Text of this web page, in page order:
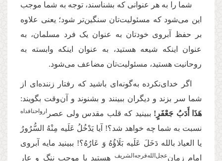
شما را به هر عنوانی که بشناسند، توجه به شما موجب
این می‌شود که مسئولیت‌تان سنگین‌تر شود؛ یعنی علاوه
بر حفظ آبروی خودتان به عنوان یک فرد مسلمان، به
عنوان اینکه شیعه هستید، به عنوان اینکه وابسته به
روحانیت هستید، مسئولیت‌تان مضاعف می‌شود.
اگر خدای‌نکرده به‌گونه‌ای باشید که رفتار زننده‌ای از
شما سر بزند و دیگران ببینند و بشنوند و آن‌وقت بگویند:
هَذَا أَدَبُ جَعْفَرٍ! ببینید که قلب مقدس ولی عصر ارواحنافداه
نسبت به شما چه خواهد شد؟! آیا یَدْخُلُ عَلَیه مِنْهُ السُّرُورُ
یا العیاذ بالله دَخَلَ عَلَیه بَلَاؤُهُ وَ عَارُهُ؟! ببینید مایه‌ آبروی
امام زمان‌عجل‌‌الله‌‌فرجه‌‌الشریف هستید یا موجب ننگ و عار